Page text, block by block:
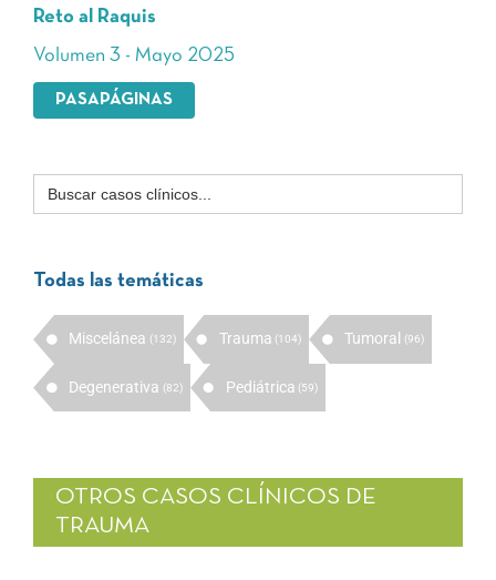
Reto al Raquis
Volumen 3 - Mayo 2025
PASAPÁGINAS
Buscar:
Todas las temáticas
Miscelánea (132) Trauma (104) Tumoral (96)
Degenerativa (82) Pediátrica (59)
OTROS CASOS CLÍNICOS DE
TRAUMA